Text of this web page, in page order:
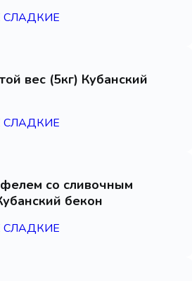
СЛАДКИЕ
вес (5кг) Кубанский
СЛАДКИЕ
со сливочным
бекон
СЛАДКИЕ